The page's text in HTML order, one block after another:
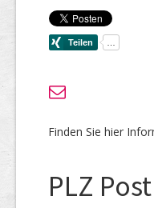
Finden Sie hier
PLZ